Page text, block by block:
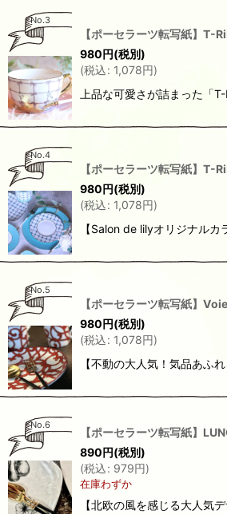
No.3
【ポーセラーツ転写紙】
980円(税別)
(税込: 1,078円)
上品な可愛さが詰まった「
No.4
【ポーセラーツ転写紙】
980円(税別)
(税込: 1,078円)
【Salon de lilyオリジナル
No.5
【ポーセラーツ転写紙】
980円(税別)
(税込: 1,078円)
【不動の大人気！気品あふ
No.6
【ポーセラーツ転写紙】
890円(税別)
(税込: 979円)
在庫わずか
【北欧の風を感じる大人